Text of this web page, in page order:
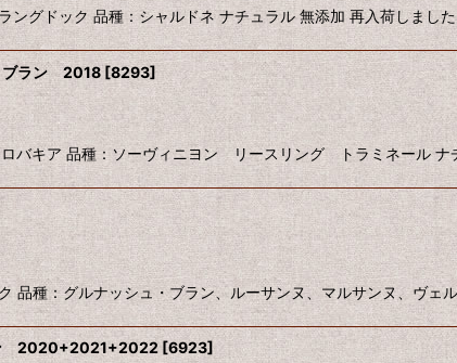
グドック 品種：シャルドネ ナチュラル 無添加 再入荷しまし
ブラン 2018 [8293]
バキア 品種：ソーヴィニヨン リースリング トラミネール ナ
品種：グルナッシュ・ブラン、ルーサンヌ、マルサンヌ、ヴ
2020+2021+2022 [6923]